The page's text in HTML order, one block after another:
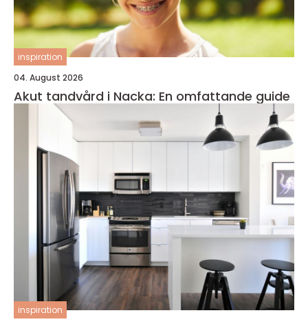
inspiration
04. August 2026
Akut tandvård i Nacka: En omfattande guide
inspiration